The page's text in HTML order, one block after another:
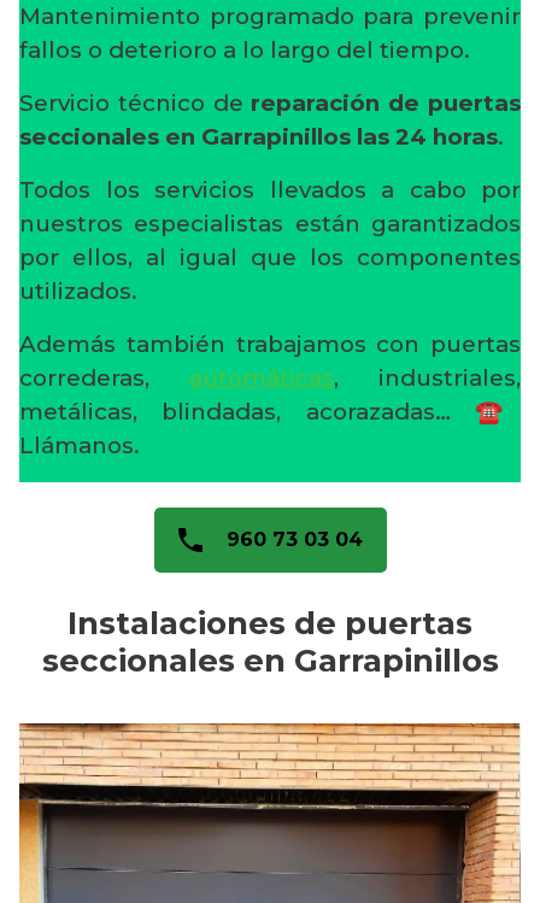
Mantenimiento programado para prevenir
fallos o deterioro a lo largo del tiempo.
Servicio técnico de reparación de puertas
seccionales en Garrapinillos las 24 horas.
Todos los servicios llevados a cabo por
nuestros especialistas están garantizados
por ellos, al igual que los componentes
utilizados.
Además también trabajamos con puertas
correderas, automáticas, industriales,
metálicas, blindadas, acorazadas… ☎️
Llámanos.
960 73 03 04
Instalaciones de puertas
seccionales en Garrapinillos